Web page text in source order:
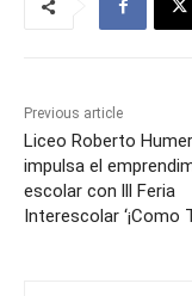
Previous article
Liceo Roberto
impulsa el
escolar con lll Feria
Interescolar ‘¡Como